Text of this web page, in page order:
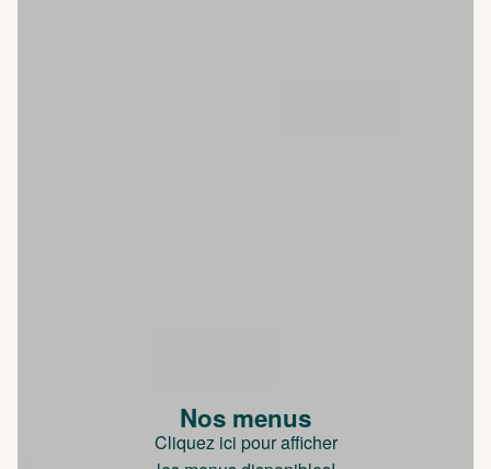
Nos menus
Cliquez ici pour afficher